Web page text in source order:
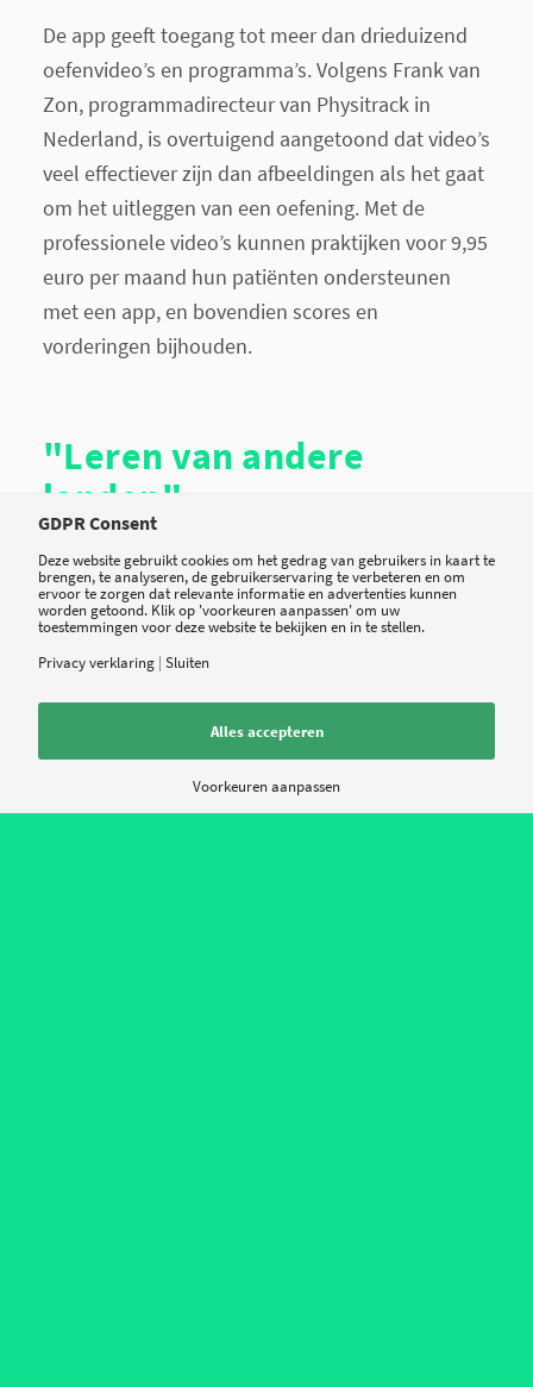
De app geeft toegang tot meer dan drieduizend
oefenvideo’s en programma’s. Volgens Frank van
Zon, programmadirecteur van Physitrack in
Nederland, is overtuigend aangetoond dat video’s
veel effectiever zijn dan afbeeldingen als het gaat
om het uitleggen van een oefening. Met de
professionele video’s kunnen praktijken voor 9,95
euro per maand hun patiënten ondersteunen
met een app, en bovendien scores en
vorderingen bijhouden.
"Leren van andere
landen"
Van Zon, zelf fysiotherapeut op gebieden zoals
sportrevalidatie en chronische aandoeningen, ligt
niet wakker van de discussie rond de vergoeding
door Nederlandse verzekeraars. “Wij zijn in veel
landen op de wereldmarkt actief, en daardoor
hebben we een groot schaalvoordeel. We kunnen
daardoor betere producten maken voor een
aantrekkelijker prijs. Maar wat misschien nog
GDPR Consent
Deze website gebruikt cookies om het gedrag van gebruikers in kaart te
brengen, te analyseren, de gebruikerservaring te verbeteren en om
ervoor te zorgen dat relevante informatie en advertenties kunnen
worden getoond. Klik op 'voorkeuren aanpassen' om uw
toestemmingen voor deze website te bekijken en in te stellen.
Privacy verklaring | Sluiten
Alles accepteren
Voorkeuren aanpassen